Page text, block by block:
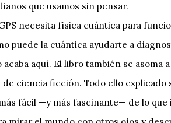
que usamos sin pensar.
necesita física cuántica para
puede la cuántica ayudarte a
acaba aquí. El libro también se
de ciencia ficción. Todo ello
fácil —y más fascinante— de lo que